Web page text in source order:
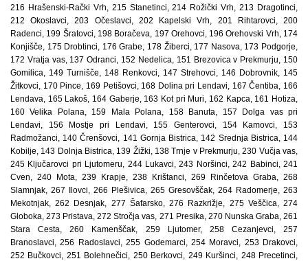
216 Hrašenski-Rački Vrh, 215 Stanetinci, 214 Rožički Vrh, 213 Dragotinci,
212 Okoslavci, 203 Očeslavci, 202 Kapelski Vrh, 201 Rihtarovci, 200
Radenci, 199 Šratovci, 198 Boračeva, 197 Orehovci, 196 Orehovski Vrh, 174
Konjišče, 175 Drobtinci, 176 Grabe, 178 Žiberci, 177 Nasova, 173 Podgorje,
172 Vratja vas, 137 Odranci, 152 Nedelica, 151 Brezovica v Prekmurju, 150
Gomilica, 149 Turnišče, 148 Renkovci, 147 Strehovci, 146 Dobrovnik, 145
Žitkovci, 170 Pince, 169 Petišovci, 168 Dolina pri Lendavi, 167 Čentiba, 166
Lendava, 165 Lakoš, 164 Gaberje, 163 Kot pri Muri, 162 Kapca, 161 Hotiza,
160 Velika Polana, 159 Mala Polana, 158 Banuta, 157 Dolga vas pri
Lendavi, 156 Mostje pri Lendavi, 155 Genterovci, 154 Kamovci, 153
Radmožanci, 140 Črenšovci, 141 Gornja Bistrica, 142 Srednja Bistrica, 144
Kobilje, 143 Dolnja Bistrica, 139 Žižki, 138 Trnje v Prekmurju, 230 Vučja vas,
245 Ključarovci pri Ljutomeru, 244 Lukavci, 243 Noršinci, 242 Babinci, 241
Cven, 240 Mota, 239 Krapje, 238 Krištanci, 269 Rinčetova Graba, 268
Slamnjak, 267 Ilovci, 266 Plešivica, 265 Gresovščak, 264 Radomerje, 263
Mekotnjak, 262 Desnjak, 277 Šafarsko, 276 Razkrižje, 275 Veščica, 274
Globoka, 273 Pristava, 272 Stročja vas, 271 Presika, 270 Nunska Graba, 261
Stara Cesta, 260 Kamenščak, 259 Ljutomer, 258 Cezanjevci, 257
Branoslavci, 256 Radoslavci, 255 Godemarci, 254 Moravci, 253 Drakovci,
252 Bučkovci, 251 Bolehnečici, 250 Berkovci, 249 Kuršinci, 248 Precetinci,